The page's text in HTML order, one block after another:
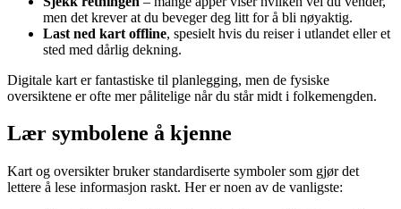
men det krever at du beveger deg litt for å bli nøyaktig.
Last ned kart offline, spesielt hvis du reiser i utlandet eller et
sted med dårlig dekning.
Digitale kart er fantastiske til planlegging, men de fysiske
oversiktene er ofte mer pålitelige når du står midt i folkemengden.
Lær symbolene å kjenne
Kart og oversikter bruker standardiserte symboler som gjør det
lettere å lese informasjon raskt. Her er noen av de vanligste: